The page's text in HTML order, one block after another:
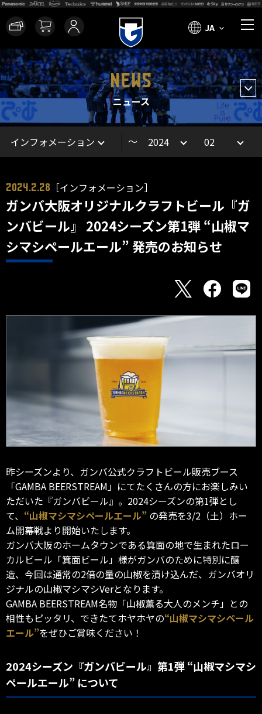
JA
NEWS
ニュース
～
2024.2.28 ［インフォメーション］
ガンバ大阪オリジナルクラフトビール『ガ
ンバビール』 2024シーズン第1弾 “山椒マ
シマシペールエール” 発売のお知らせ
昨シーズンより、ガンバ公式クラフトビール販売ブース
「GAMBA BEERSTREAM」にてたくさんの方にお楽しみい
ただいた『ガンバビール』。2024シーズンの第1弾とし
て、 “山椒マシマシペールエール” の発売を3/2（土）ホー
ム開幕戦より開始いたします。
ガンバ大阪のホームタウンである箕面の地で生まれたロー
カルビール「箕面ビール」様がガンバのために特別に醸
造、今回は通常の2倍の量の山椒を漬け込んだ、ガンバオリ
ジナルの山椒マシマシVerとなります。
GAMBA BEERSTREAM名物「山椒薫る大人のメンチ」との
相性もピッタリ、できたてホヤホヤの“山椒マシマシペール
エール”をぜひご賞味ください！
2024シーズン『ガンバビール』第1弾 “山椒マシマシ
ペールエール” について